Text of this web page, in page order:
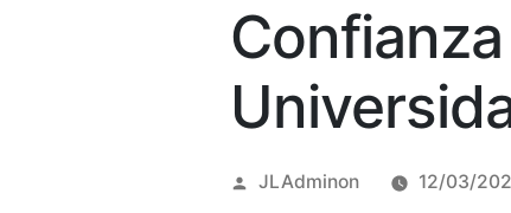
Posted
JLAdminon 12/03/